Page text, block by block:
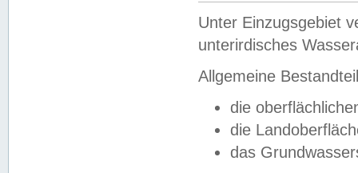
Unter Einzugsgebiet
unterirdisches
Allgemeine
die
die
das